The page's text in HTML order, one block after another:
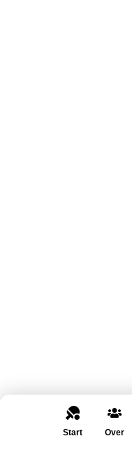
Start Over